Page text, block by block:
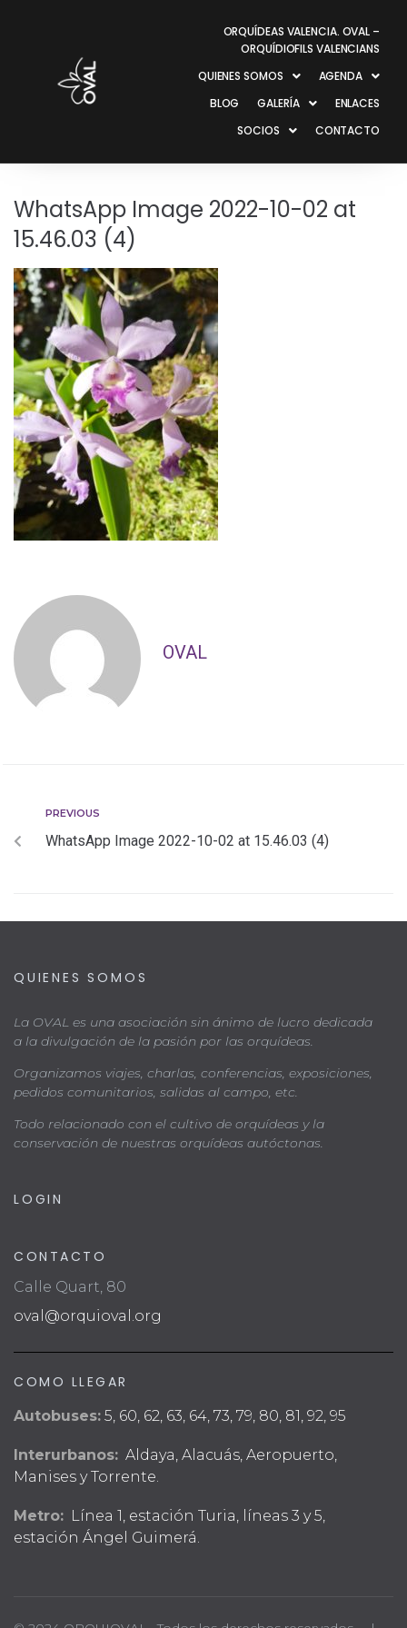
ORQUÍDEAS VALENCIA. OVAL –
ORQUÍDIOFILS VALENCIANS
QUIENES SOMOS
AGENDA
BLOG
GALERÍA
ENLACES
SOCIOS
CONTACTO
WhatsApp Image 2022-10-02 at
15.46.03 (4)
OVAL
PREVIOUS
WhatsApp Image 2022-10-02 at 15.46.03 (4)
QUIENES SOMOS
La OVAL es una asociación sin ánimo de lucro dedicada
a la divulgación de la pasión por las orquídeas.
Organizamos viajes, charlas, conferencias, exposiciones,
pedidos comunitarios, salidas al campo, etc.
Todo relacionado con el cultivo de orquídeas y la
conservación de nuestras orquídeas autóctonas.
LOGIN
CONTACTO
Calle Quart, 80
oval@orquioval.org
COMO LLEGAR
Autobuses: 5, 60, 62, 63, 64, 73, 79, 80, 81, 92, 95
Interurbanos: Aldaya, Alacuás, Aeropuerto,
Manises y Torrente.
Metro: Línea 1, estación Turia, líneas 3 y 5,
estación Ángel Guimerá.